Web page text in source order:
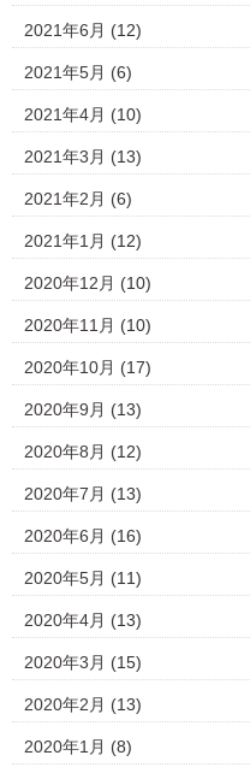
2021年6月 (12)
2021年5月 (6)
2021年4月 (10)
2021年3月 (13)
2021年2月 (6)
2021年1月 (12)
2020年12月 (10)
2020年11月 (10)
2020年10月 (17)
2020年9月 (13)
2020年8月 (12)
2020年7月 (13)
2020年6月 (16)
2020年5月 (11)
2020年4月 (13)
2020年3月 (15)
2020年2月 (13)
2020年1月 (8)